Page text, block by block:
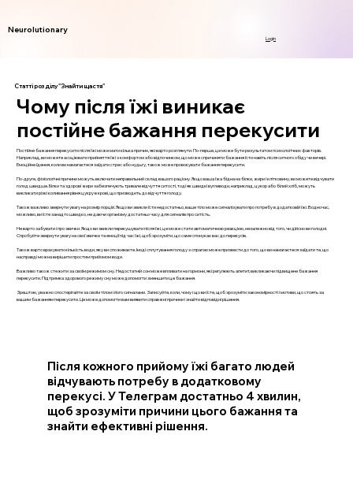
Neurolutionary
Login
Статті розділу "Знайти щастя"
Чому після їжі виникає
постійне бажання перекусити
Постійне бажання перекусити після їжі може мати кілька причин, які варто розглянути. По-перше, це може бути результатом психологічних факторів.
Наприклад, ви можете асоціювати прийняття їжі з комфортом або відпочинком, що може спричиняти бажання їсти навіть після ситного обіду чи вечері.
Емоційне їдення, коли ви намагаєтеся заїдати стрес або нудьгу, також може провокувати бажання перекусити.
По-друге, фізіологічні причини можуть включати неправильний склад вашого раціону. Якщо ваша їжа бідна на білки, жири і клітковину, ви можете відчувати
голод швидше. Білки та здорові жири забезпечують тривале відчуття ситості, тоді як швидкі вуглеводи, наприклад, цукор або білий хліб, можуть
викликати різкі коливання рівня цукру в крові, що призводить до відчуття голоду.
Також важливо звернути увагу на розмір порцій. Якщо ви звикли їсти недостатньо, ваше тіло може сигналізувати про потребу в додатковій їжі. Водночас,
можливо, ви їсте занадто швидко, не даючи організму достатньо часу для сигналів про ситість.
Не варто забувати і про звички. Якщо ви звикли перекушувати після їжі, це може стати автоматичною реакцією, незалежно від того, чи дійсно ви голодні.
Спробуйте звернути увагу на свої звички та емоції під час їжі, щоб зрозуміти, що саме спонукає вас до перекусів.
Також варто врахувати кількість води, яку ви споживаєте. Іноді сплутування голоду з спрагою може призвести до того, що ви намагаєтеся заїдати те, що
насправді можна вирішити простим прийомом води.
Важливо також стежити за своїм режимом сну. Недостатній сон може впливати на гормони, які регулюють апетит, викликаючи підвищене бажання
перекусити. Підтримка здорового режиму сну може допомогти зменшити це бажання.
Зрештою, уважно спостерігайте за своїм тілом і його сигналами. Записуйте, коли, чому і що ви їсте, щоб зрозуміти закономірності і мотиви, що стоять за
вашим бажанням перекусити. Це може допомогти вам виявити справжні причини і знайти відповідні рішення.
Після кожного прийому їжі багато людей
відчувають потребу в додатковому
перекусі. У Телеграм достатньо 4 хвилин,
щоб зрозуміти причини цього бажання та
знайти ефективні рішення.